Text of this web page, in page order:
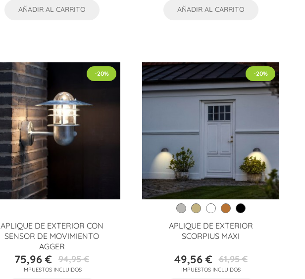
AÑADIR AL CARRITO AÑADIR AL CARRITO
APLIQUE DE EXTERIOR CON
SENSOR DE MOVIMIENTO
AGGER
Precio
75,96 €Precio
base
94,95 €
IMPUESTOS INCLUIDOS
-20%
APLIQUE DE EXTERIOR
SCORPIUS MAXI
Precio
49,56 €Precio
base
61,95 €
IMPUESTOS INCLUIDOS
-20%